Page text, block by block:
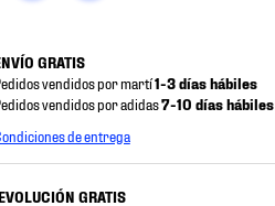
GRATIS
vendidos por martí1-3 días hábiles
vendidos por adidas7-10 días hábiles
de entrega
GRATIS